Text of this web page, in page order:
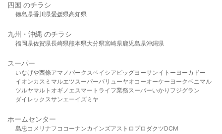
四国 のチラシ
徳島県香川県愛媛県高知県
九州・沖縄 のチラシ
福岡県佐賀県長崎県熊本県大分県宮崎県鹿児島県沖縄県
スーパー
いなげや西條アマノパークスベイシア ビッグヨーサンイトーヨーカドー
イオンカスミ マルエツスーパーバリューヤオコーオーケー ヨークベニマル
ツルヤマルト オギノ エスマート ライフ業務スーパーいかり フジグラン
ダイレックスサンエーイズミヤ
ホームセンター
島忠 コメリ ナフコ コーナンカインズアストロプロダクツDCM